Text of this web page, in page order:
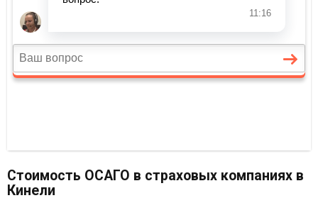
Стоимость ОСАГО в страховых компаниях в
Кинели